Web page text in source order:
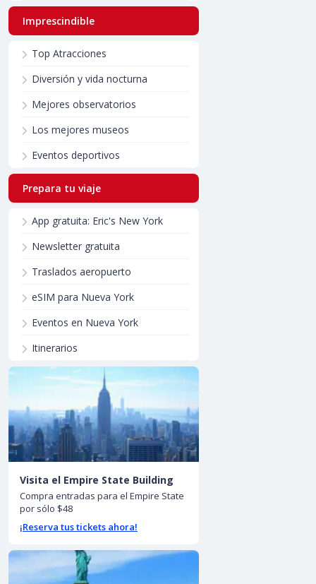
Imprescindible
Top Atracciones
Diversión y vida nocturna
Mejores observatorios
Los mejores museos
Eventos deportivos
Prepara tu viaje
App gratuita: Eric's New York
Newsletter gratuita
Traslados aeropuerto
eSIM para Nueva York
Eventos en Nueva York
Itinerarios
Visita el Empire State Building
Compra entradas para el Empire State
por sólo $48
¡Reserva tus tickets ahora!